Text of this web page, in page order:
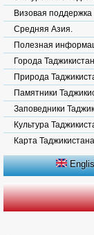
Визовая поддержка
Средняя Азия.
Полезная
Города
Природа
Памятники
Заповедники
Культура
Карта Таджикистана